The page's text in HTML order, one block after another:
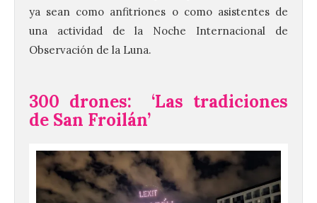
ya sean como anfitriones o como asistentes de
una actividad de la Noche Internacional de
Observación de la Luna.
300 drones: ‘Las tradiciones
de San Froilán’